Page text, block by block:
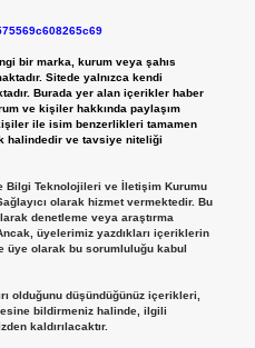
bir marka, kurum veya şahıs
Sitede yalnızca kendi
Burada yer alan içerikler haber
ve kişiler hakkında paylaşım
ile isim benzerlikleri tamamen
halindedir ve tavsiye niteliği
Bilgi Teknolojileri ve İletişim Kurumu
olarak hizmet vermektedir. Bu
denetleme veya araştırma
üyelerimiz yazdıkları içeriklerin
üye olarak bu sorumluluğu kabul
olduğunu düşündüğünüz içerikleri,
bildirmeniz halinde, ilgili
kaldırılacaktır.